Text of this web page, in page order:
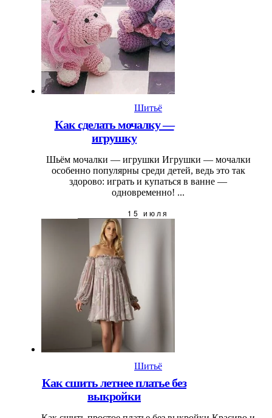
Шитьё
Как сделать мочалку —
игрушку
Шьём мочалки — игрушки Игрушки — мочалки
особенно популярны среди детей, ведь это так
здорово: играть и купаться в ванне —
одновременно! ...
15 июля
Шитьё
Как сшить летнее платье без
выкройки